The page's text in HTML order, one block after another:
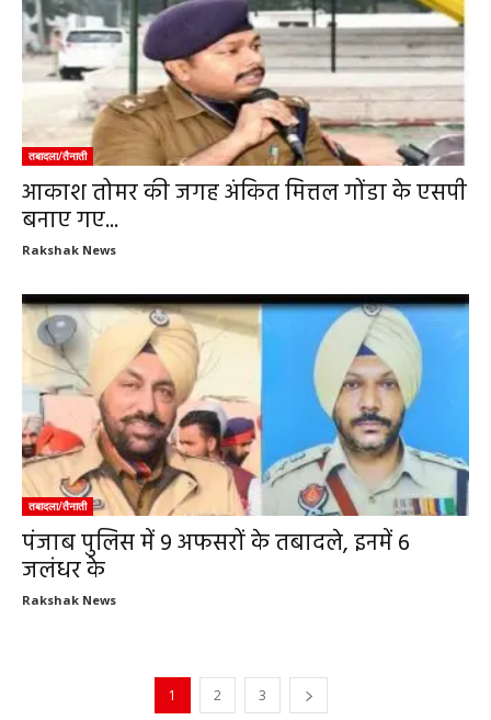
तबादला/तैनाती
आकाश तोमर की जगह अंकित मित्तल गोंडा के एसपी
बनाए गए...
Rakshak News
तबादला/तैनाती
पंजाब पुलिस में 9 अफसरों के तबादले, इनमें 6
जलंधर के
Rakshak News
1 2 3